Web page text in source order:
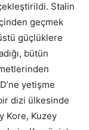
Stalin
geçmek
güçlüklere
bütün
yetişme
dizi ülkesinde
Kore, Kuzey